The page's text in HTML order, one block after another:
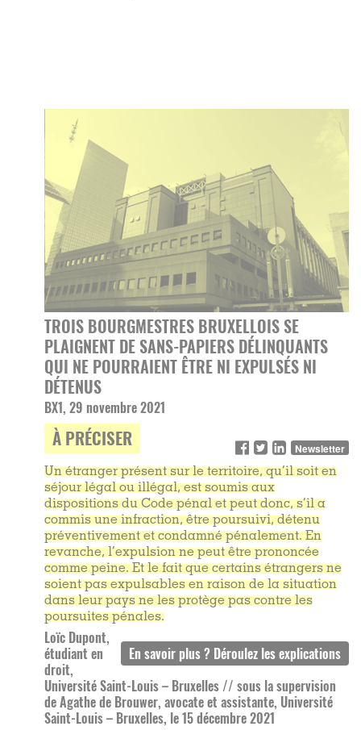
TROIS BOURGMESTRES BRUXELLOIS SE
PLAIGNENT DE SANS-PAPIERS DÉLINQUANTS
QUI NE POURRAIENT ÊTRE NI EXPULSÉS NI
DÉTENUS
BX1, 29 novembre 2021
À PRÉCISER Newsletter
Un étranger présent sur le territoire, qu’il soit en
séjour légal ou illégal, est soumis aux
dispositions du Code pénal et peut donc, s’il a
commis une infraction, être poursuivi, détenu
préventivement et condamné pénalement. En
revanche, l’expulsion ne peut être prononcée
comme peine. Et le fait que certains étrangers ne
soient pas expulsables en raison de la situation
dans leur pays ne les protège pas contre les
poursuites pénales.
Loïc Dupont,
étudiant en
droit,
Université Saint-Louis – Bruxelles // sous la supervision
de Agathe de Brouwer, avocate et assistante, Université
Saint-Louis – Bruxelles, le 15 décembre 2021